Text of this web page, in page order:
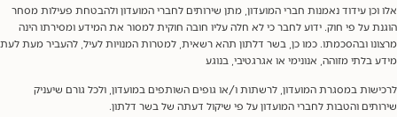
עידוד נאמנות חברי המועדון, מתן שירותים לחברי המועדון ולהבטחת פעילות מסחר
על פי חוק. ידוע לחבר כי לא חלה עליו חובה חוקית למסור את המידע ומסירתו הינה
ובהסכמתו. כמו כן, בשר דלתון תהא רשאית, למטרות המנויות לעיל, להעביר מעת לעת
בלתי מזוהה, אנונימי או אגרגטיבי, בנוגע
במסגרת המועדון, לרשתות ו/או גופים השותפים במועדון, ולכל גורם שיעניק
והטבות לחברי המועדון על פי שיקול דעתה של בשר דלתון.